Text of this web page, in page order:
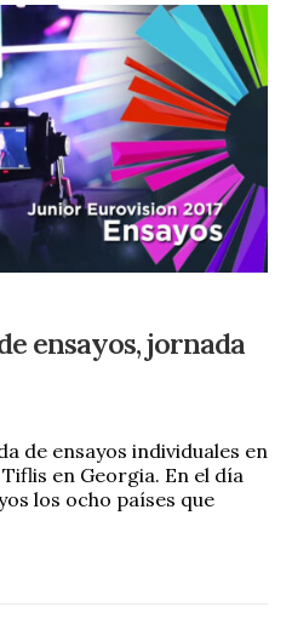
ensayos, jornada
de ensayos individuales en
en Georgia. En el día
los ocho países que